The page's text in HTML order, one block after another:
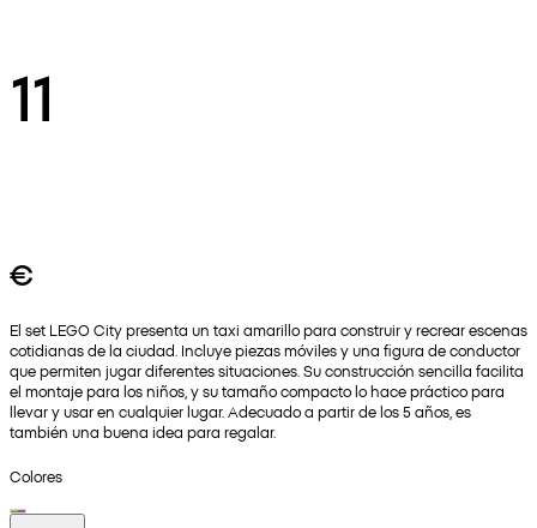
11
€
El set LEGO City presenta un taxi amarillo para construir y recrear escenas
cotidianas de la ciudad. Incluye piezas móviles y una figura de conductor
que permiten jugar diferentes situaciones. Su construcción sencilla facilita
el montaje para los niños, y su tamaño compacto lo hace práctico para
llevar y usar en cualquier lugar. Adecuado a partir de los 5 años, es
también una buena idea para regalar.
Colores